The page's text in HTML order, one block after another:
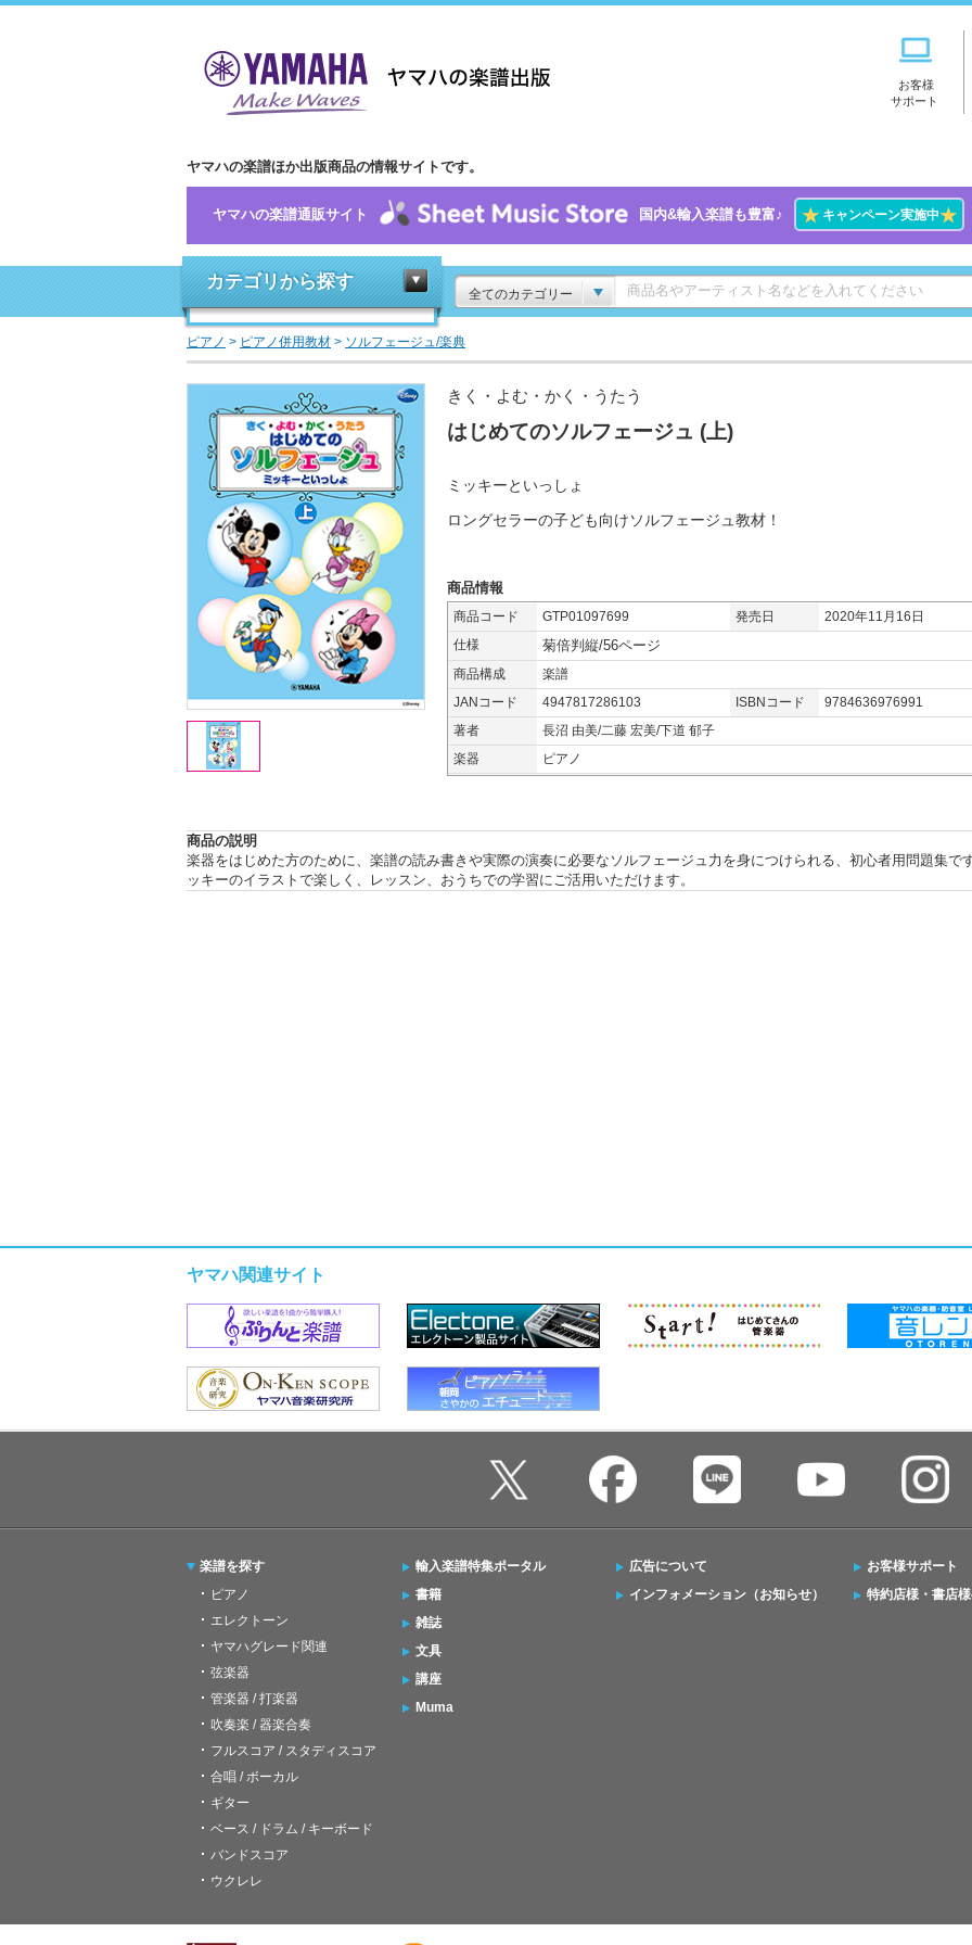
お客様
サポート
ヤマハの楽譜ほか出版商品の情報サイトです。
ヤマハの楽譜通販サイト 国内&輸入楽譜も豊富♪ ★キャンペーン実施中★
カテゴリから探す
全てのカテゴリー
ピアノ > ピアノ併用教材 > ソルフェージュ/楽典
きく・よむ・かく・うたう
はじめてのソルフェージュ (上)
ミッキーといっしょ
ロングセラーの子ども向けソルフェージュ教材！
商品情報
商品コード GTP01097699 発売日
2020年11月16日
仕様
菊倍判縦/56ページ
商品構成
楽譜
JANコード
4947817286103 ISBNコード
9784636976991
著者
長沼 由美/二藤 宏美/下道 郁子
楽器
ピアノ
商品の説明
楽器をはじめた方のために、楽譜の読み書きや実際の演奏に必要なソルフェージュ力を身につけられる、初心者用問題集で
ッキーのイラストで楽しく、レッスン、おうちでの学習にご活用いただけます。
ヤマハ関連サイト
楽譜を探す
ピアノ
エレクトーン
ヤマハグレード関連
弦楽器
管楽器 / 打楽器
吹奏楽 / 器楽合奏
フルスコア / スタディスコア
合唱 / ボーカル
ギター
ベース / ドラム / キーボード
バンドスコア
ウクレレ
輸入楽譜特集ポータル
書籍
雑誌
文具
講座
Muma
広告について
インフォメーション（お知らせ）
お客様サポート
特約店様・書店